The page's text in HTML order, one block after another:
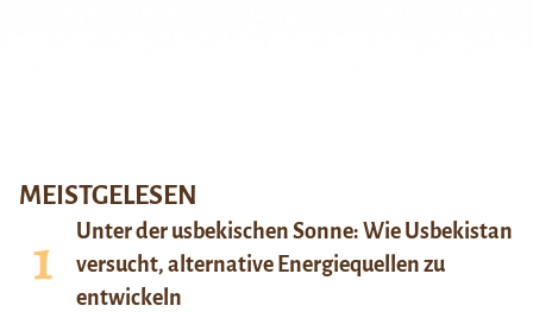
MEISTGELESEN
Unter der usbekischen Sonne: Wie Usbekistan
versucht, alternative Energiequellen zu
entwickeln